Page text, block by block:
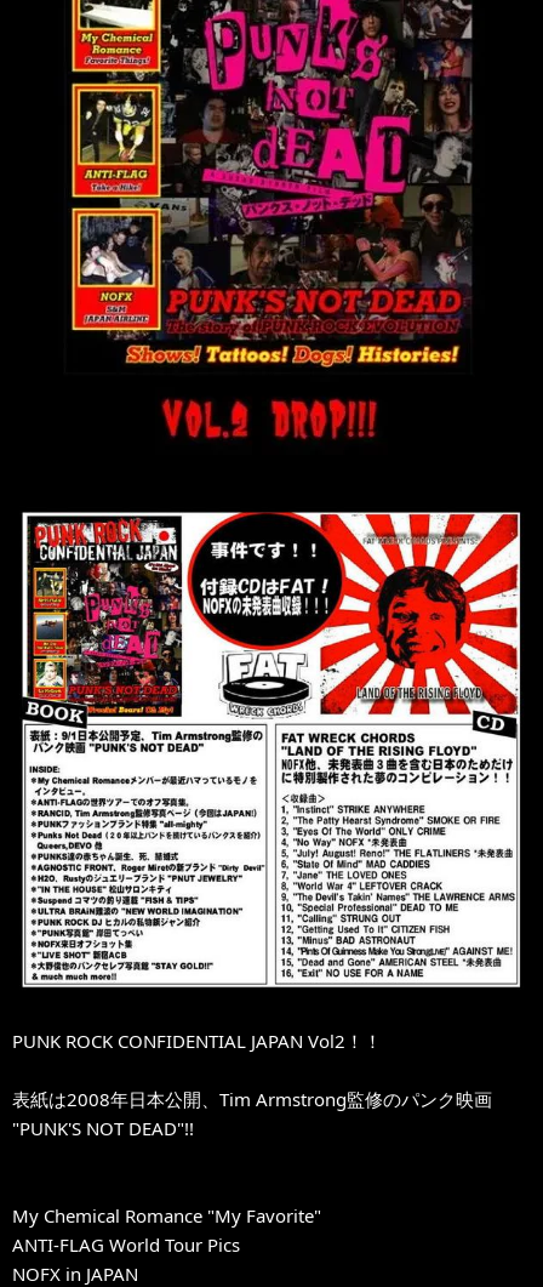
PUNK ROCK CONFIDENTIAL JAPAN Vol2！！
表紙は2008年日本公開、Tim Armstrong監修のパンク映画
"PUNK'S NOT DEAD"!!
My Chemical Romance "My Favorite"
ANTI-FLAG World Tour Pics
NOFX in JAPAN